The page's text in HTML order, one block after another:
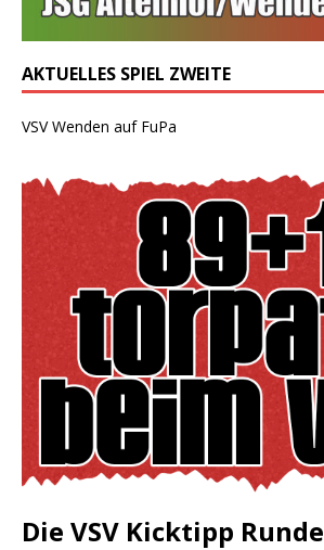
AKTUELLES SPIEL ZWEITE
VSV Wenden auf FuPa
Die VSV Kicktipp Runde